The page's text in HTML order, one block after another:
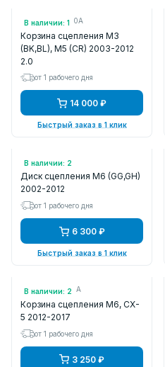
В наличии: 1
Арт.: LF0816410A
Корзина сцепления M3
(BK,BL), M5 (CR) 2003-2012
2.0
от 1 рабочего дня
14 000 ₽
Быстрый заказ в 1 клик
В наличии: 2
Арт.: MZ14
Диск сцепления M6 (GG,GH)
2002-2012
от 1 рабочего дня
6 300 ₽
Быстрый заказ в 1 клик
В наличии: 2
Арт.: PE0116410A
Корзина сцепления M6, CX-
5 2012-2017
от 1 рабочего дня
3 250 ₽